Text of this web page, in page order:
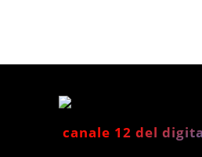
canale 12 del